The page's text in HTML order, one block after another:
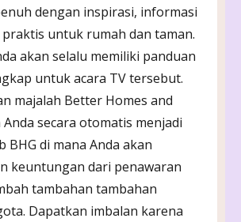
dengan inspirasi, informasi
untuk rumah dan taman.
akan selalu memiliki panduan
untuk acara TV tersebut.
majalah Better Homes and
Anda secara otomatis menjadi
BHG di mana Anda akan
keuntungan dari penawaran
tambahan tambahan
Dapatkan imbalan karena